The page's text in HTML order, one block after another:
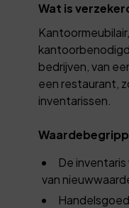
Wat is
bedrijven, van
een restaurant,
inventarissen.
De
van